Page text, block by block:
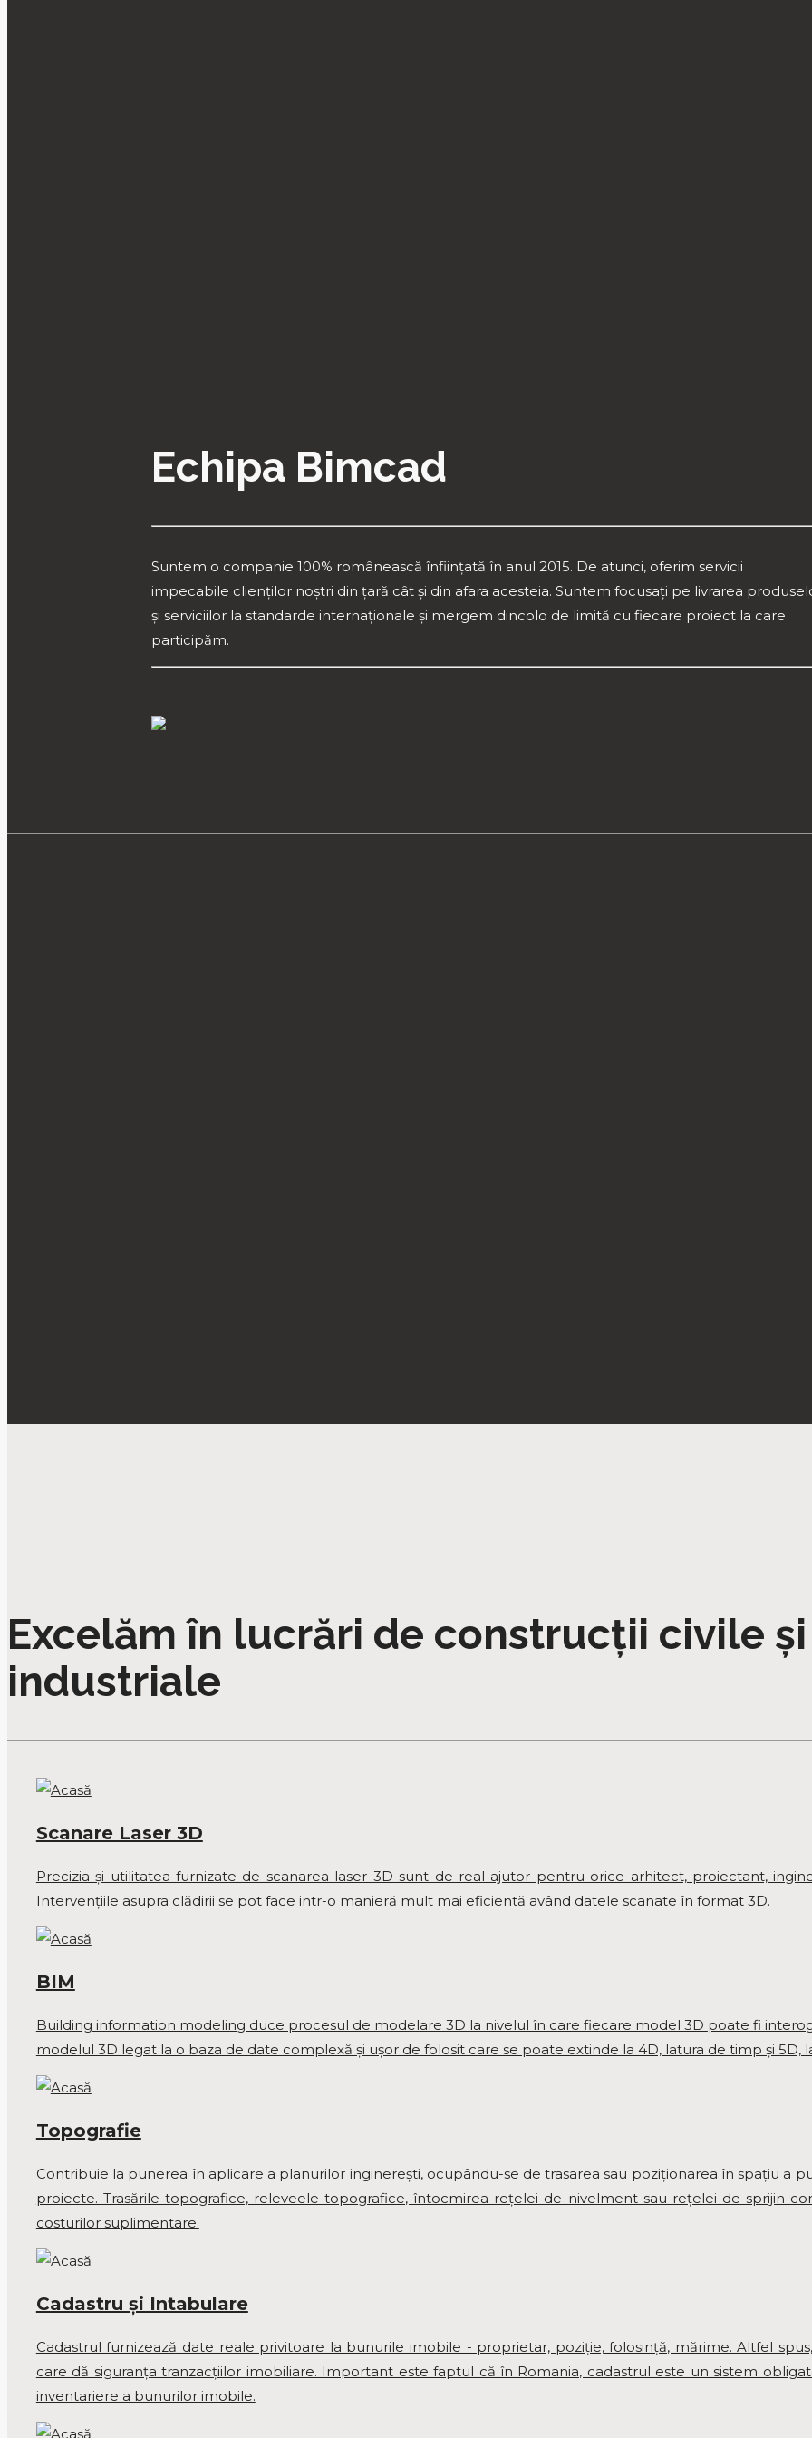
Echipa Bimcad
Suntem o companie 100% românească înființată în anul 2015. De atunci, oferim servicii
impecabile clienților noștri din țară cât și din afara acesteia. Suntem focusați pe livrarea
și serviciilor la standarde internaționale și mergem dincolo de limită cu fiecare proiect la care
participăm.
Excelăm în lucrări de construcții civile și
industriale
Scanare Laser 3D
Precizia și utilitatea furnizate de scanarea laser 3D sunt de real ajutor pentru orice arhitect, proiectant,
Intervențiile asupra clădirii se pot face intr-o manieră mult mai eficientă având datele scanate în format 3D.
BIM
Building information modeling duce procesul de modelare 3D la nivelul în care fiecare model 3D poate fi
modelul 3D legat la o baza de date complexă și ușor de folosit care se poate extinde la 4D, latura de timp și 5D,
Topografie
Contribuie la punerea în aplicare a planurilor inginerești, ocupându-se de trasarea sau poziționarea în spațiu a
proiecte. Trasările topografice, releveele topografice, întocmirea rețelei de nivelment sau rețelei de sprijin
costurilor suplimentare.
Cadastru și Intabulare
Cadastrul furnizează date reale privitoare la bunurile imobile - proprietar, poziţie, folosinţă, mărime. Altfel
care dă siguranţa tranzacţiilor imobiliare. Important este faptul că în Romania, cadastrul este un sistem
inventariere a bunurilor imobile.